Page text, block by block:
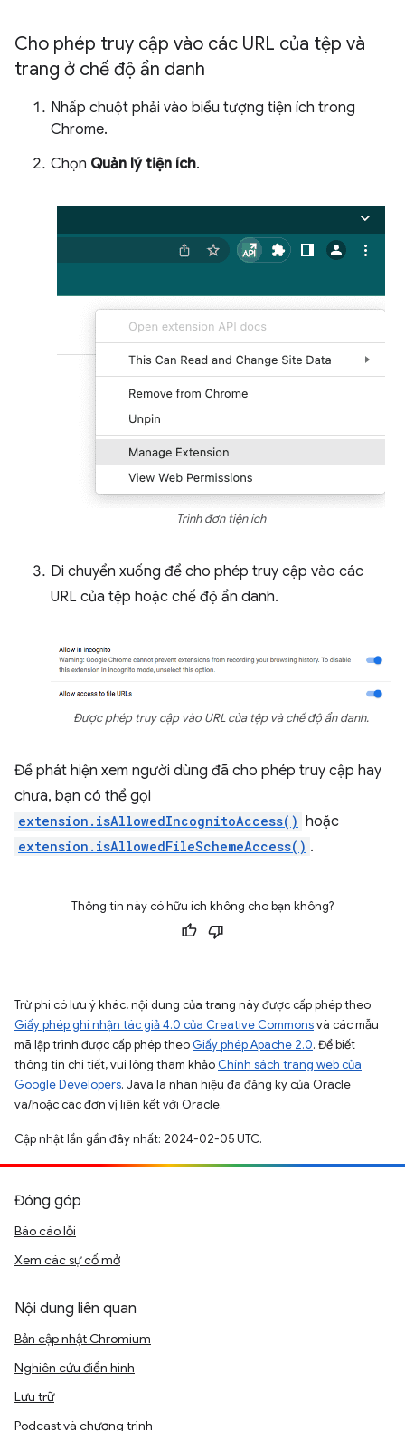
Cho phép truy cập vào các URL của tệp và
trang ở chế độ ẩn danh
Nhấp chuột phải vào biểu tượng tiện ích trong
Chrome.
Chọn Quản lý tiện ích.
Trình đơn tiện ích
Di chuyển xuống để cho phép truy cập vào các
URL của tệp hoặc chế độ ẩn danh.
Được phép truy cập vào URL của tệp và chế độ ẩn danh.
Để phát hiện xem người dùng đã cho phép truy cập hay
chưa, bạn có thể gọi
extension.isAllowedIncognitoAccess() hoặc
extension.isAllowedFileSchemeAccess() .
Thông tin này có hữu ích không cho bạn không?
Trừ phi có lưu ý khác, nội dung của trang này được cấp phép theo
Giấy phép ghi nhận tác giả 4.0 của Creative Commonsvà các mẫu
mã lập trình được cấp phép theo Giấy phép Apache 2.0. Để biết
thông tin chi tiết, vui lòng tham khảo Chính sách trang web của
Google Developers. Java là nhãn hiệu đã đăng ký của Oracle
và/hoặc các đơn vị liên kết với Oracle.
Cập nhật lần gần đây nhất: 2024-02-05 UTC.
Đóng góp
Báo cáo lỗi
Xem các sự cố mở
Nội dung liên quan
Bản cập nhật Chromium
Nghiên cứu điển hình
Lưu trữ
Podcast và chương trình